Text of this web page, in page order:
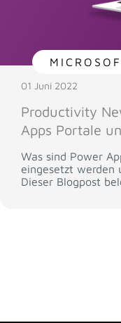
01 Juni 2022
Productivity
Apps Portale
Was sind Power
eingesetzt werden
Dieser Blogpost